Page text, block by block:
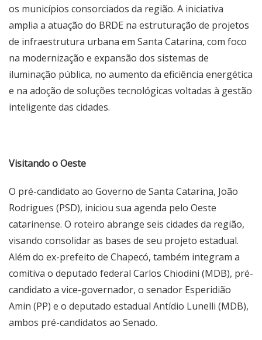
os municípios consorciados da região. A iniciativa
amplia a atuação do BRDE na estruturação de projetos
de infraestrutura urbana em Santa Catarina, com foco
na modernização e expansão dos sistemas de
iluminação pública, no aumento da eficiência energética
e na adoção de soluções tecnológicas voltadas à gestão
inteligente das cidades.
Visitando o Oeste
O pré-candidato ao Governo de Santa Catarina, João
Rodrigues (PSD), iniciou sua agenda pelo Oeste
catarinense. O roteiro abrange seis cidades da região,
visando consolidar as bases de seu projeto estadual.
Além do ex-prefeito de Chapecó, também integram a
comitiva o deputado federal Carlos Chiodini (MDB), pré-
candidato a vice-governador, o senador Esperidião
Amin (PP) e o deputado estadual Antídio Lunelli (MDB),
ambos pré-candidatos ao Senado.